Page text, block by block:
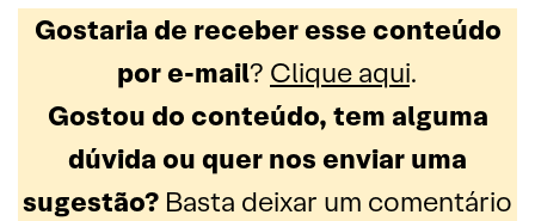
Gostaria de receber esse conteúdo
por e-mail? Clique aqui.
Gostou do conteúdo, tem alguma
dúvida ou quer nos enviar uma
sugestão? Basta deixar um comentário